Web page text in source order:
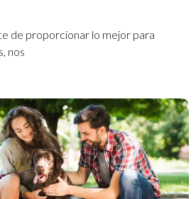
de proporcionar lo mejor para
nos